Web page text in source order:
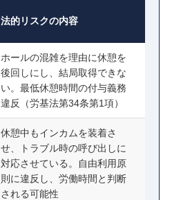
法的リスクの内容
ホールの混雑を理由に休憩を
後回しにし、結局取得できな
い。最低休憩時間の付与義務
違反（労基法第34条第1項）
休憩中もインカムを装着さ
せ、トラブル時の呼び出しに
対応させている。自由利用原
則に違反し、労働時間と判断
される可能性